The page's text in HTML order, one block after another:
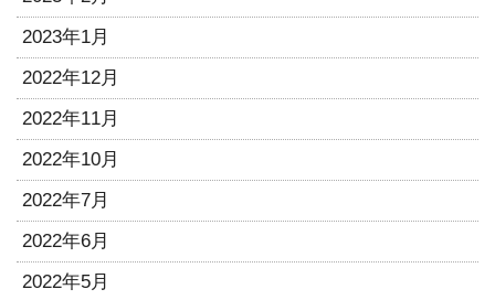
2023年1月
2022年12月
2022年11月
2022年10月
2022年7月
2022年6月
2022年5月